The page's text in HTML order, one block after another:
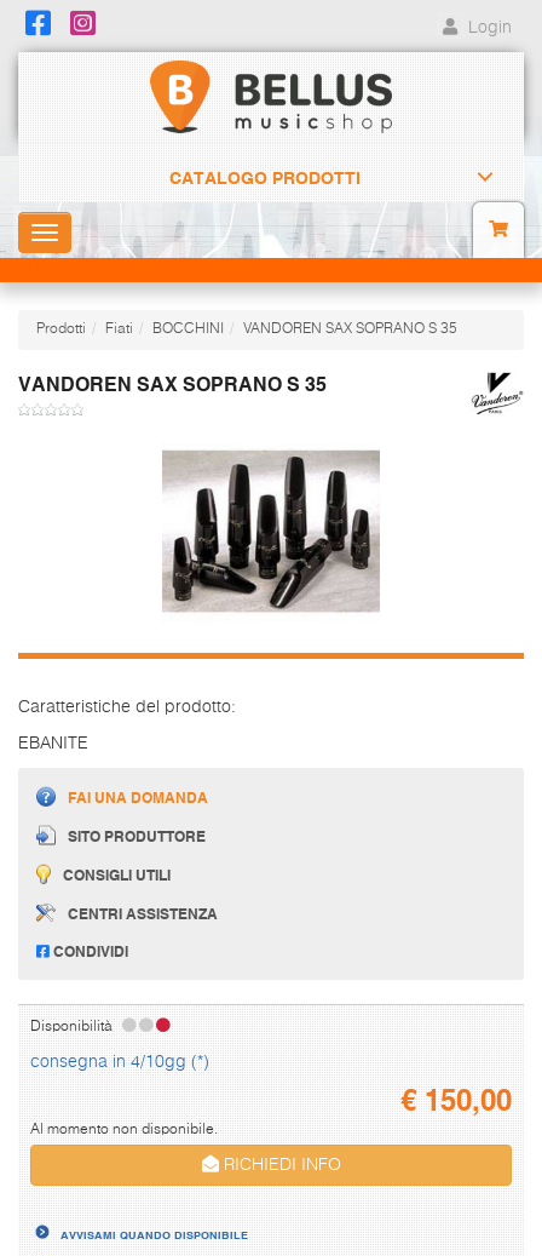
Login
CATALOGO PRODOTTI
Toggle
navigation
Prodotti Fiati BOCCHINI VANDOREN SAX SOPRANO S 35
VANDOREN SAX SOPRANO S 35
Caratteristiche del prodotto:
EBANITE
FAI UNA DOMANDA
SITO PRODUTTORE
CONSIGLI UTILI
CENTRI ASSISTENZA
CONDIVIDI
Disponibilità
consegna in 4/10gg (*)
€150,00
Al momento non disponibile.
RICHIEDI INFO
AVVISAMI QUANDO DISPONIBILE